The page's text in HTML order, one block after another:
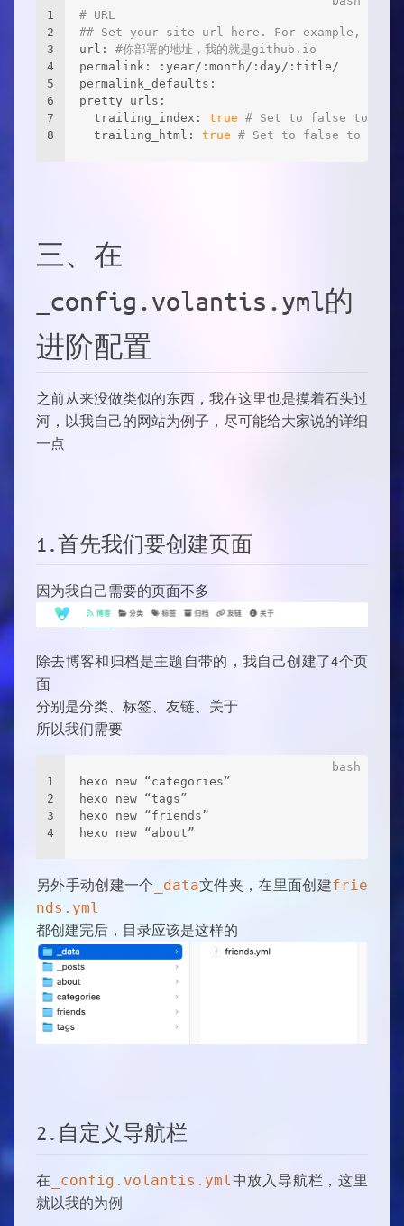
1
2
3
4
5
6
7
8
# URL
## Set your site url here. For example, if
url: #你部署的地址，我的就是github.io
permalink: :year/:month/:day/:title/
permalink_defaults:
pretty_urls:
  trailing_index:
true # Set to false to
  trailing_html:
true # Set to false to
三、在
_config.volantis.yml的
进阶配置
之前从来没做类似的东西，我在这里也是摸着石头过
河，以我自己的网站为例子，尽可能给大家说的详细
一点
1.首先我们要创建页面
因为我自己需要的页面不多
除去博客和归档是主题自带的，我自己创建了4个页
面
分别是分类、标签、友链、关于
所以我们需要
1
2
3
4
hexo new “categories”
hexo new “tags”
hexo new “friends”
hexo new “about”
另外手动创建一个 _data文件夹，在里面创建frie
nds.yml
都创建完后，目录应该是这样的
2.自定义导航栏
在 _config.volantis.yml 中放入导航栏，这里
就以我的为例